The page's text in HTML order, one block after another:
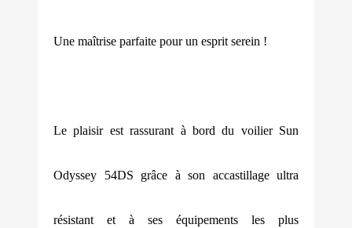
Une maîtrise parfaite pour un esprit serein !
Le plaisir est rassurant à bord du voilier Sun
Odyssey 54DS grâce à son accastillage ultra
résistant et à ses équipements les plus